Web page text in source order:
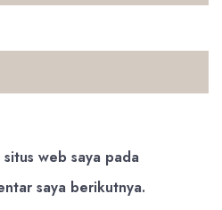
web saya pada
saya berikutnya.